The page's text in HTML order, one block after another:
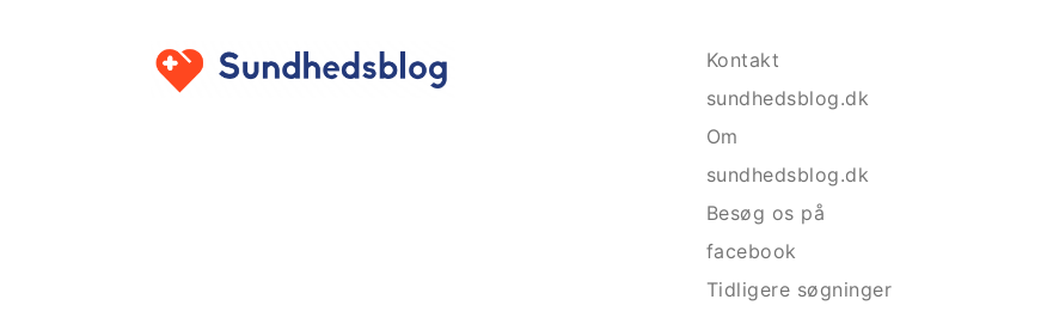
Kontakt
sundhedsblog.dk
Om
sundhedsblog.dk
Besøg os på
facebook
Tidligere søgninger